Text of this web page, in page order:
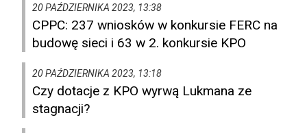
20 PAŹDZIERNIKA 2023, 13:38
CPPC: 237 wniosków w konkursie FERC na
budowę sieci i 63 w 2. konkursie KPO
20 PAŹDZIERNIKA 2023, 13:18
Czy dotacje z KPO wyrwą Lukmana ze
stagnacji?